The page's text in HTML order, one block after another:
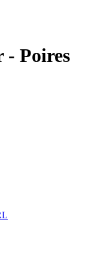
- Poires